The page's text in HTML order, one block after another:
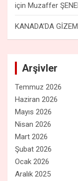
için Muzaffer
KANADA’DA
Arşivler
Temmuz 2026
Haziran 2026
Mayıs 2026
Nisan 2026
Mart 2026
Şubat 2026
Ocak 2026
Aralık 2025